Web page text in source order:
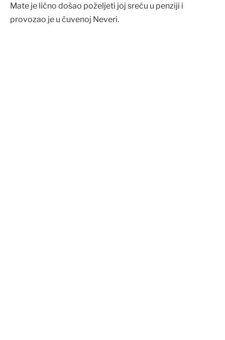
Mate je lično došao poželjeti joj sreću u penziji i
provozao je u čuvenoj Neveri.